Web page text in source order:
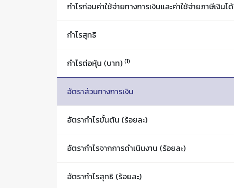
กำไรก่อนค่าใช้จ่ายทางการเงินและค่าใช้จ่ายภาษีเงินได้
กำไรสุทธิ
กำไรต่อหุ้น (บาท) (1)
อัตราส่วนทางการเงิน
อัตรากำไรขั้นต้น (ร้อยละ)
อัตรากำไรจากการดำเนินงาน (ร้อยละ)
อัตรากำไรสุทธิ (ร้อยละ)